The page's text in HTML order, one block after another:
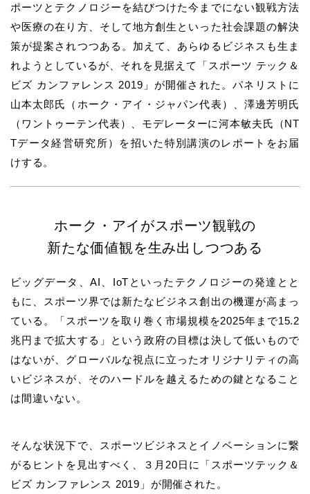
ポーツとテクノロジーを結びつけた今までにない観戦方法
や医療の在り方、そして地方創生といった社会課題の解決
策が提案されつつある。加えて、あらゆるビジネスも生ま
れようとしているが、それを見据えて「スポーツ テック＆
ビズ カンファレンス 2019」が開催された。パネリストに
山本太郎氏（ホーク・アイ・ジャパン代表）、澤邊芳明氏
（ワントゥーテン代表）、モデレーターに河本敏夫氏（NT
Tデータ経営研究所）を招いた特別講演のレポートをお届
けする。
ホーク・アイがスポーツ観戦の
新たな価値観を生み出しつつある
ビッグデータ、AI、IoTといったテクノロジーの発達とと
もに、スポーツ界では新たなビジネス創出の機運が高まっ
ている。「スポーツを取り巻く市場規模を2025年まで15.2
兆円まで拡大する」という政府の目標は決して低いもので
はないが、グローバルな視点に立ったオリジナリティの高
いビジネスが、そのハードルを越えるための鍵となること
は間違いない。
そんな状況下で、スポーツビジネスとイノベーションに繋
がるヒントを見出すべく、３月20日に「スポーツテック＆
ビズ カンファレンス 2019」が開催された。